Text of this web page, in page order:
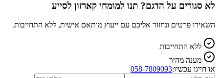
לא סגורים על הדגם? תנו למומחי קארזון לסייע
השאירו פרטים ונחזור אליכם עם ייעוץ מותאם אישית, ללא התחייבות.
ללא התחייבות
מענה מהיר
או חייגו עכשיו:058-7809093